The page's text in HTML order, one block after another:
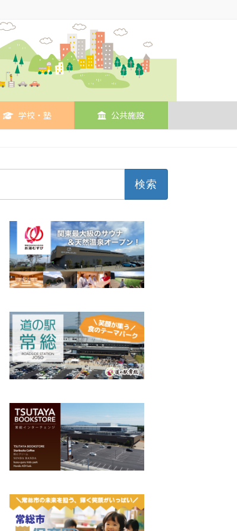
学校・塾 公共施設